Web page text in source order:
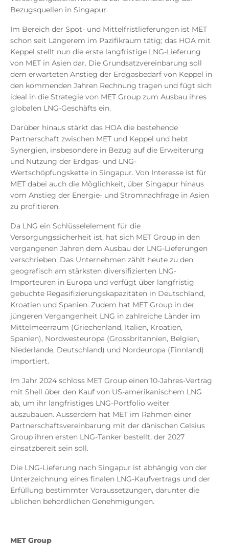
Bezugsquellen in Singapur.
Im Bereich der Spot- und Mittelfristlieferungen ist MET
schon seit Längerem im Pazifikraum tätig; das HOA mit
Keppel stellt nun die erste langfristige LNG-Lieferung
von MET in Asien dar. Die Grundsatzvereinbarung soll
dem erwarteten Anstieg der Erdgasbedarf von Keppel in
den kommenden Jahren Rechnung tragen und fügt sich
ideal in die Strategie von MET Group zum Ausbau ihres
globalen LNG-Geschäfts ein.
Darüber hinaus stärkt das HOA die bestehende
Partnerschaft zwischen MET und Keppel und hebt
Synergien, insbesondere in Bezug auf die Erweiterung
und Nutzung der Erdgas- und LNG-
Wertschöpfungskette in Singapur. Von Interesse ist für
MET dabei auch die Möglichkeit, über Singapur hinaus
vom Anstieg der Energie- und Stromnachfrage in Asien
zu profitieren.
Da LNG ein Schlüsselelement für die
Versorgungssicherheit ist, hat sich MET Group in den
vergangenen Jahren dem Ausbau der LNG-Lieferungen
verschrieben. Das Unternehmen zählt heute zu den
geografisch am stärksten diversifizierten LNG-
Importeuren in Europa und verfügt über langfristig
gebuchte Regasifizierungskapazitäten in Deutschland,
Kroatien und Spanien. Zudem hat MET Group in der
jüngeren Vergangenheit LNG in zahlreiche Länder im
Mittelmeerraum (Griechenland, Italien, Kroatien,
Spanien), Nordwesteuropa (Grossbritannien, Belgien,
Niederlande, Deutschland) und Nordeuropa (Finnland)
importiert.
Im Jahr 2024 schloss MET Group einen 10-Jahres-Vertrag
mit Shell über den Kauf von US-amerikanischem LNG
ab, um ihr langfristiges LNG-Portfolio weiter
auszubauen. Ausserdem hat MET im Rahmen einer
Partnerschaftsvereinbarung mit der dänischen Celsius
Group ihren ersten LNG-Tanker bestellt, der 2027
einsatzbereit sein soll.
Die LNG-Lieferung nach Singapur ist abhängig von der
Unterzeichnung eines finalen LNG-Kaufvertrags und der
Erfüllung bestimmter Voraussetzungen, darunter die
üblichen behördlichen Genehmigungen.
MET Group